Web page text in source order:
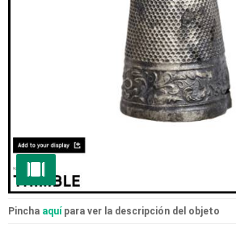
Pincha aquí para ver la descripción del objeto